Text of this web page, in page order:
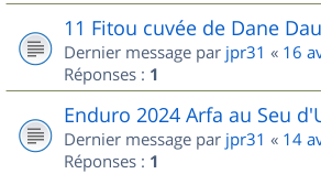
11 Fitou cuvée de Dane
Dernier message par jpr31 « 16
Réponses : 1
Enduro 2024 Arfa au Seu
Dernier message par jpr31 « 14
Réponses : 1